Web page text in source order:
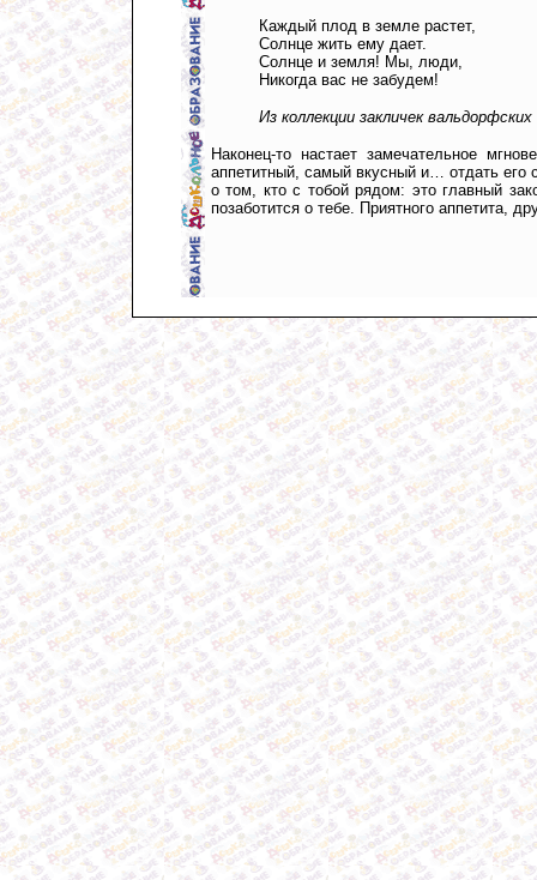
Каждый плод в земле растет,
Солнце жить ему дает.
Солнце и земля! Мы, люди,
Никогда вас не забудем!
Из коллекции закличек вальдорфских
Наконец-то настает замечательное
аппетитный, самый вкусный и… отдать
о том, кто с тобой рядом: это главный
позаботится о тебе. Приятного аппетита,